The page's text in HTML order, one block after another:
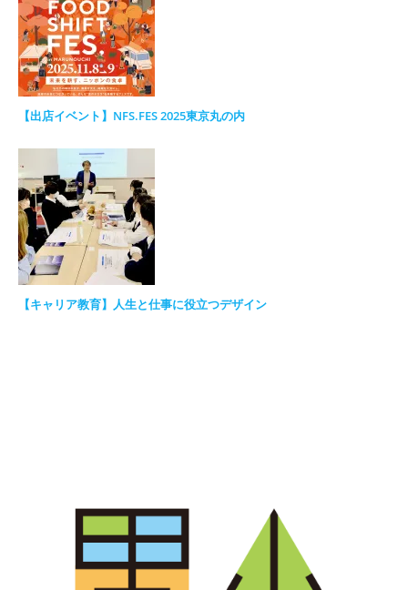
【出店イベント】NFS.FES 2025東京丸の内
【キャリア教育】人生と仕事に役立つデザイン